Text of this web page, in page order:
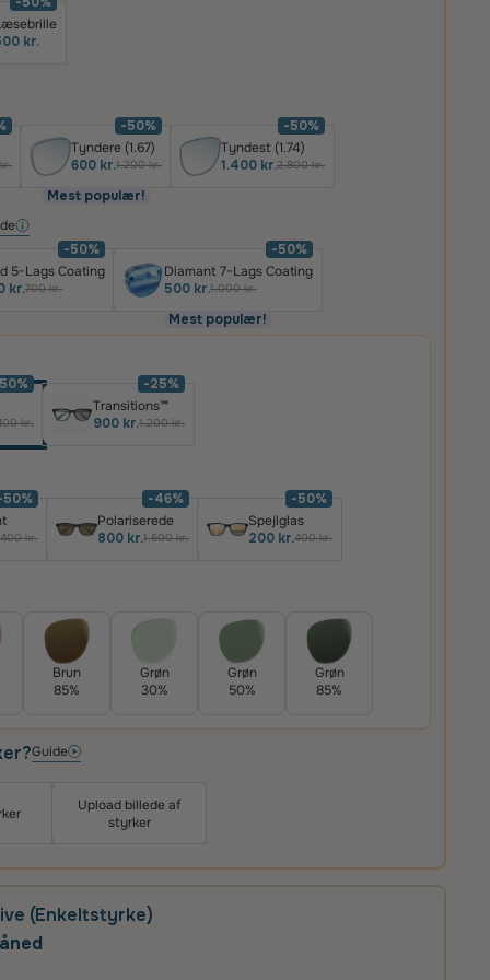
kr.
Tyndere (1.67)
600 kr.1.200 kr.
Mest populær!
-50%
Tyndest (1.74)
1.400 kr.2.800 kr.
-50%
5-Lags Coating
kr.700 kr.
-50%
Diamant 7-Lags Coating
500 kr.1.000 kr.
Mest populær!
-50%
kr.
Transitions™
900 kr.1.200 kr.
-25%
400 kr.
50%
Polariserede
800 kr.1.500 kr.
-46%
Spejlglas
200 kr.400 kr.
-50%
Brun
85%
Grøn
30%
Grøn
50%
Grøn
85%
Guide
Upload billede af
styrker
(Enkeltstyrke)